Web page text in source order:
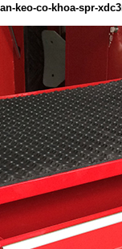
keo-co-khoa-spr-